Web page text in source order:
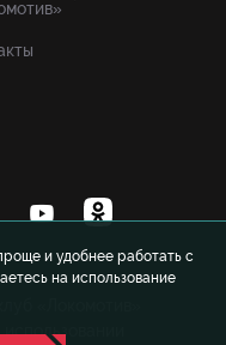
и удобнее работать с
на использование
«Локомотив»